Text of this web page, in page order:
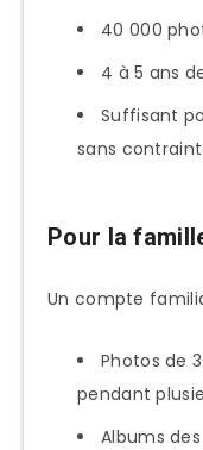
40 000
4 à 5 ans
Suffisant
sans
Pour la
Un compte
Photos de
pendant
Albums